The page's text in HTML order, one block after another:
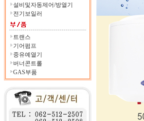
설비및자동제어/방열기
전기보일러
트랜스
기어펌프
중유예열기
버너콘트롤
GAS부품